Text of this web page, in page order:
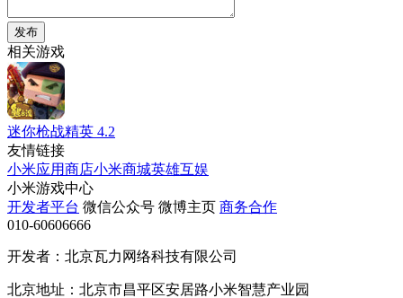
发布
相关游戏
迷你枪战精英 4.2
友情链接
小米应用商店小米商城英雄互娱
小米游戏中心
开发者平台 微信公众号 微博主页 商务合作
010-60606666
开发者：北京瓦力网络科技有限公司
北京地址：北京市昌平区安居路小米智慧产业园